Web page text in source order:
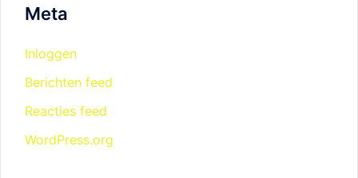
Meta
Inloggen
Berichten feed
Reacties feed
WordPress.org